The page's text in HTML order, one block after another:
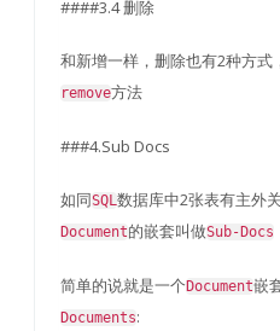
####3.4 删除
和新增一样，删除也有2种方式
remove方法
###4.Sub Docs
如同SQL数据库中2张表有主外
Document的嵌套叫做Sub-Docs
简单的说就是一个 Document嵌
Documents: